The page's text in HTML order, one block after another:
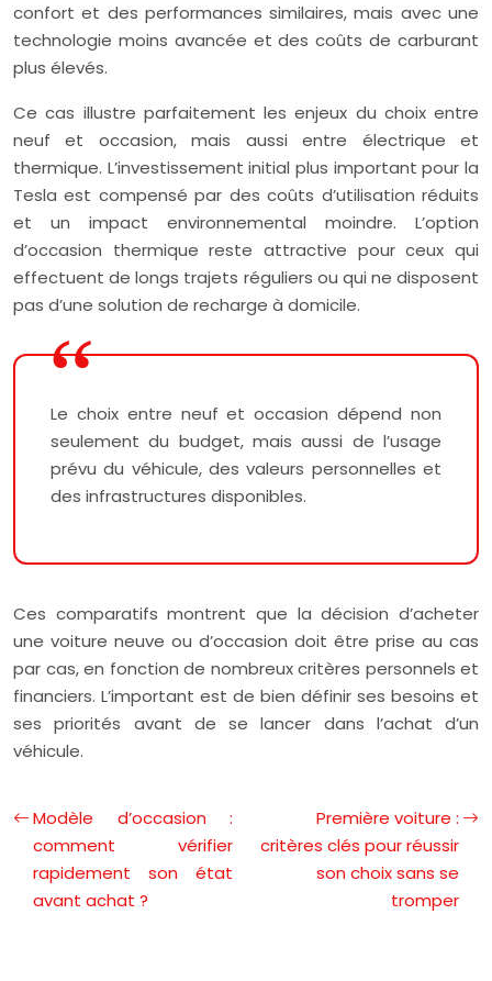
confort et des performances similaires, mais avec une
technologie moins avancée et des coûts de carburant
plus élevés.
Ce cas illustre parfaitement les enjeux du choix entre
neuf et occasion, mais aussi entre électrique et
thermique. L’investissement initial plus important pour la
Tesla est compensé par des coûts d’utilisation réduits
et un impact environnemental moindre. L’option
d’occasion thermique reste attractive pour ceux qui
effectuent de longs trajets réguliers ou qui ne disposent
pas d’une solution de recharge à domicile.
Le choix entre neuf et occasion dépend non
seulement du budget, mais aussi de l’usage
prévu du véhicule, des valeurs personnelles et
des infrastructures disponibles.
Ces comparatifs montrent que la décision d’acheter
une voiture neuve ou d’occasion doit être prise au cas
par cas, en fonction de nombreux critères personnels et
financiers. L’important est de bien définir ses besoins et
ses priorités avant de se lancer dans l’achat d’un
véhicule.
Modèle d’occasion :
comment vérifier
rapidement son état
avant achat ?
Première voiture :
critères clés pour réussir
son choix sans se
tromper